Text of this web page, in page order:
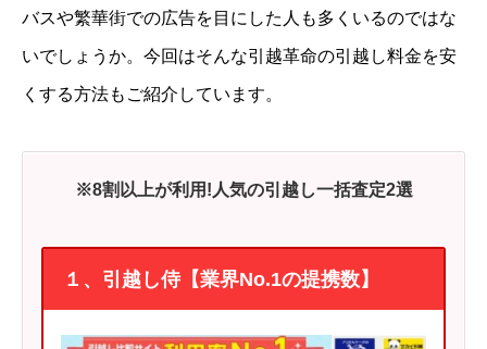
バスや繁華街での広告を目にした人も多くいるのではな
いでしょうか。今回はそんな引越革命の引越し料金を安
くする方法もご紹介しています。
※8割以上が利用!人気の引越し一括査定2選
１、引越し侍【業界No.1の提携数】